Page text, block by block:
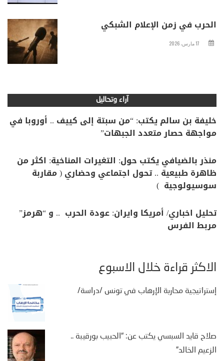
الحرب في زمن الإعلام الشبكي
17 مارس، 2026
آراء وتحاليل
خليفة بن سالم يكتب: “من سبتة إلى كييف .. أوروبا في
مواجهة حصار متعدد الجبهات”
منذر بالضيافي يكتب حول: التغيرات المناخية: اكثر من
ظاهرة طبيعية .. تحول اجتماعي وحضاري ( مقاربة
سوسيولوجية )
تحليل اخباري/ أمريكا وايران: عودة الحرب .. و “هرمز”
مربط الفرس
الأكثر قراءة خلال الأسبوع
إستراتيجية محاربة الإرهاب في تونس /دراسة/
صلاح قايد السبسي يكتب عن: “الحبيب بورقيبة ..
الزعيم الخالد”